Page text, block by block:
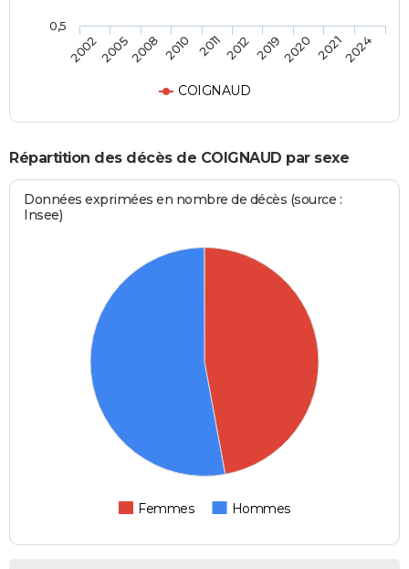
COIGNAUD
200220052008 2010 2011 2012 20192020 20212024
0,5
Répartition des décès de COIGNAUD par sexe
Données exprimées en nombre de décès (source :
Insee)
Femmes Hommes